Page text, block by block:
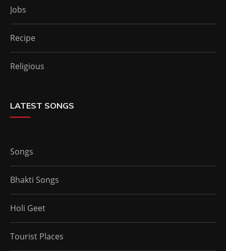
Jobs
Recipe
Religious
LATEST SONGS
Songs
Bhakti Songs
Holi Geet
Tourist Places